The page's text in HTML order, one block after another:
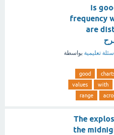
is
frequency
are
أسئلة تعليمية بواسطة
good
with
values
range
The
the